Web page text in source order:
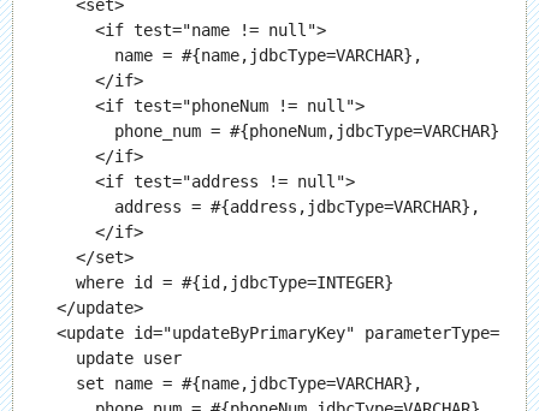
    <set>
      <if test="name != null">
        name = #{name,jdbcType=VARCHAR},
      </if>
      <if test="phoneNum != null">
        phone_num = #{phoneNum,jdbcType=VARCHAR},
      </if>
      <if test="address != null">
        address = #{address,jdbcType=VARCHAR},
      </if>
    </set>
    where id = #{id,jdbcType=INTEGER}
  </update>
<update id="updateByPrimaryKey"
    update user
    set name = #{name,jdbcType=VARCHAR},